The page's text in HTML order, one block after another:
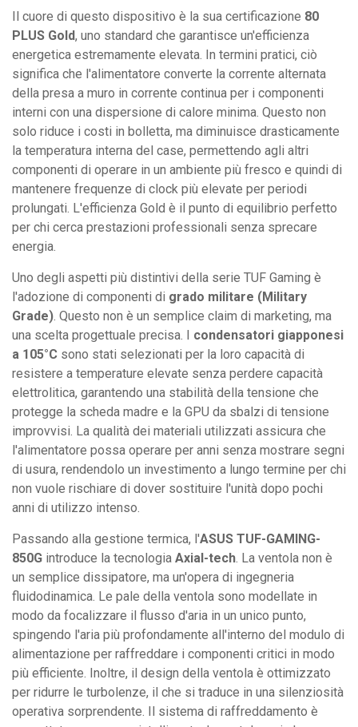
Il cuore di questo dispositivo è la sua certificazione 80
PLUS Gold, uno standard che garantisce un'efficienza
energetica estremamente elevata. In termini pratici, ciò
significa che l'alimentatore converte la corrente alternata
della presa a muro in corrente continua per i componenti
interni con una dispersione di calore minima. Questo non
solo riduce i costi in bolletta, ma diminuisce drasticamente
la temperatura interna del case, permettendo agli altri
componenti di operare in un ambiente più fresco e quindi di
mantenere frequenze di clock più elevate per periodi
prolungati. L'efficienza Gold è il punto di equilibrio perfetto
per chi cerca prestazioni professionali senza sprecare
energia.
Uno degli aspetti più distintivi della serie TUF Gaming è
l'adozione di componenti di grado militare (Military
Grade) . Questo non è un semplice claim di marketing, ma
una scelta progettuale precisa. I condensatori giapponesi
a 105°C sono stati selezionati per la loro capacità di
resistere a temperature elevate senza perdere capacità
elettrolitica, garantendo una stabilità della tensione che
protegge la scheda madre e la GPU da sbalzi di tensione
improvvisi. La qualità dei materiali utilizzati assicura che
l'alimentatore possa operare per anni senza mostrare segni
di usura, rendendolo un investimento a lungo termine per chi
non vuole rischiare di dover sostituire l'unità dopo pochi
anni di utilizzo intenso.
Passando alla gestione termica, l'ASUS TUF-GAMING-
850G introduce la tecnologia Axial-tech . La ventola non è
un semplice dissipatore, ma un'opera di ingegneria
fluidodinamica. Le pale della ventola sono modellate in
modo da focalizzare il flusso d'aria in un unico punto,
spingendo l'aria più profondamente all'interno del modulo di
alimentazione per raffreddare i componenti critici in modo
più efficiente. Inoltre, il design della ventola è ottimizzato
per ridurre le turbolenze, il che si traduce in una silenziosità
operativa sorprendente. Il sistema di raffreddamento è